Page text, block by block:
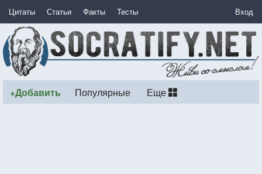
Цитаты Статьи Факты Тесты Вход
+Добавить Популярные Еще